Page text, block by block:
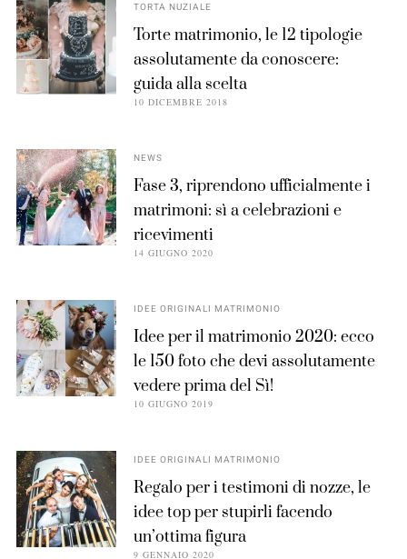
TORTA NUZIALE
Torte matrimonio, le 12 tipologie
assolutamente da conoscere:
guida alla scelta
10 DICEMBRE 2018
NEWS
Fase 3, riprendono ufficialmente i
matrimoni: sì a celebrazioni e
ricevimenti
14 GIUGNO 2020
IDEE ORIGINALI MATRIMONIO
Idee per il matrimonio 2020: ecco
le 150 foto che devi assolutamente
vedere prima del Sì!
10 GIUGNO 2019
IDEE ORIGINALI MATRIMONIO
Regalo per i testimoni di nozze, le
idee top per stupirli facendo
un’ottima figura
9 GENNAIO 2020